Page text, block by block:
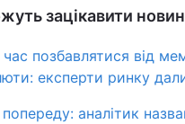
зацікавити
позбавлятися від
експерти ринку
попереду: аналітик